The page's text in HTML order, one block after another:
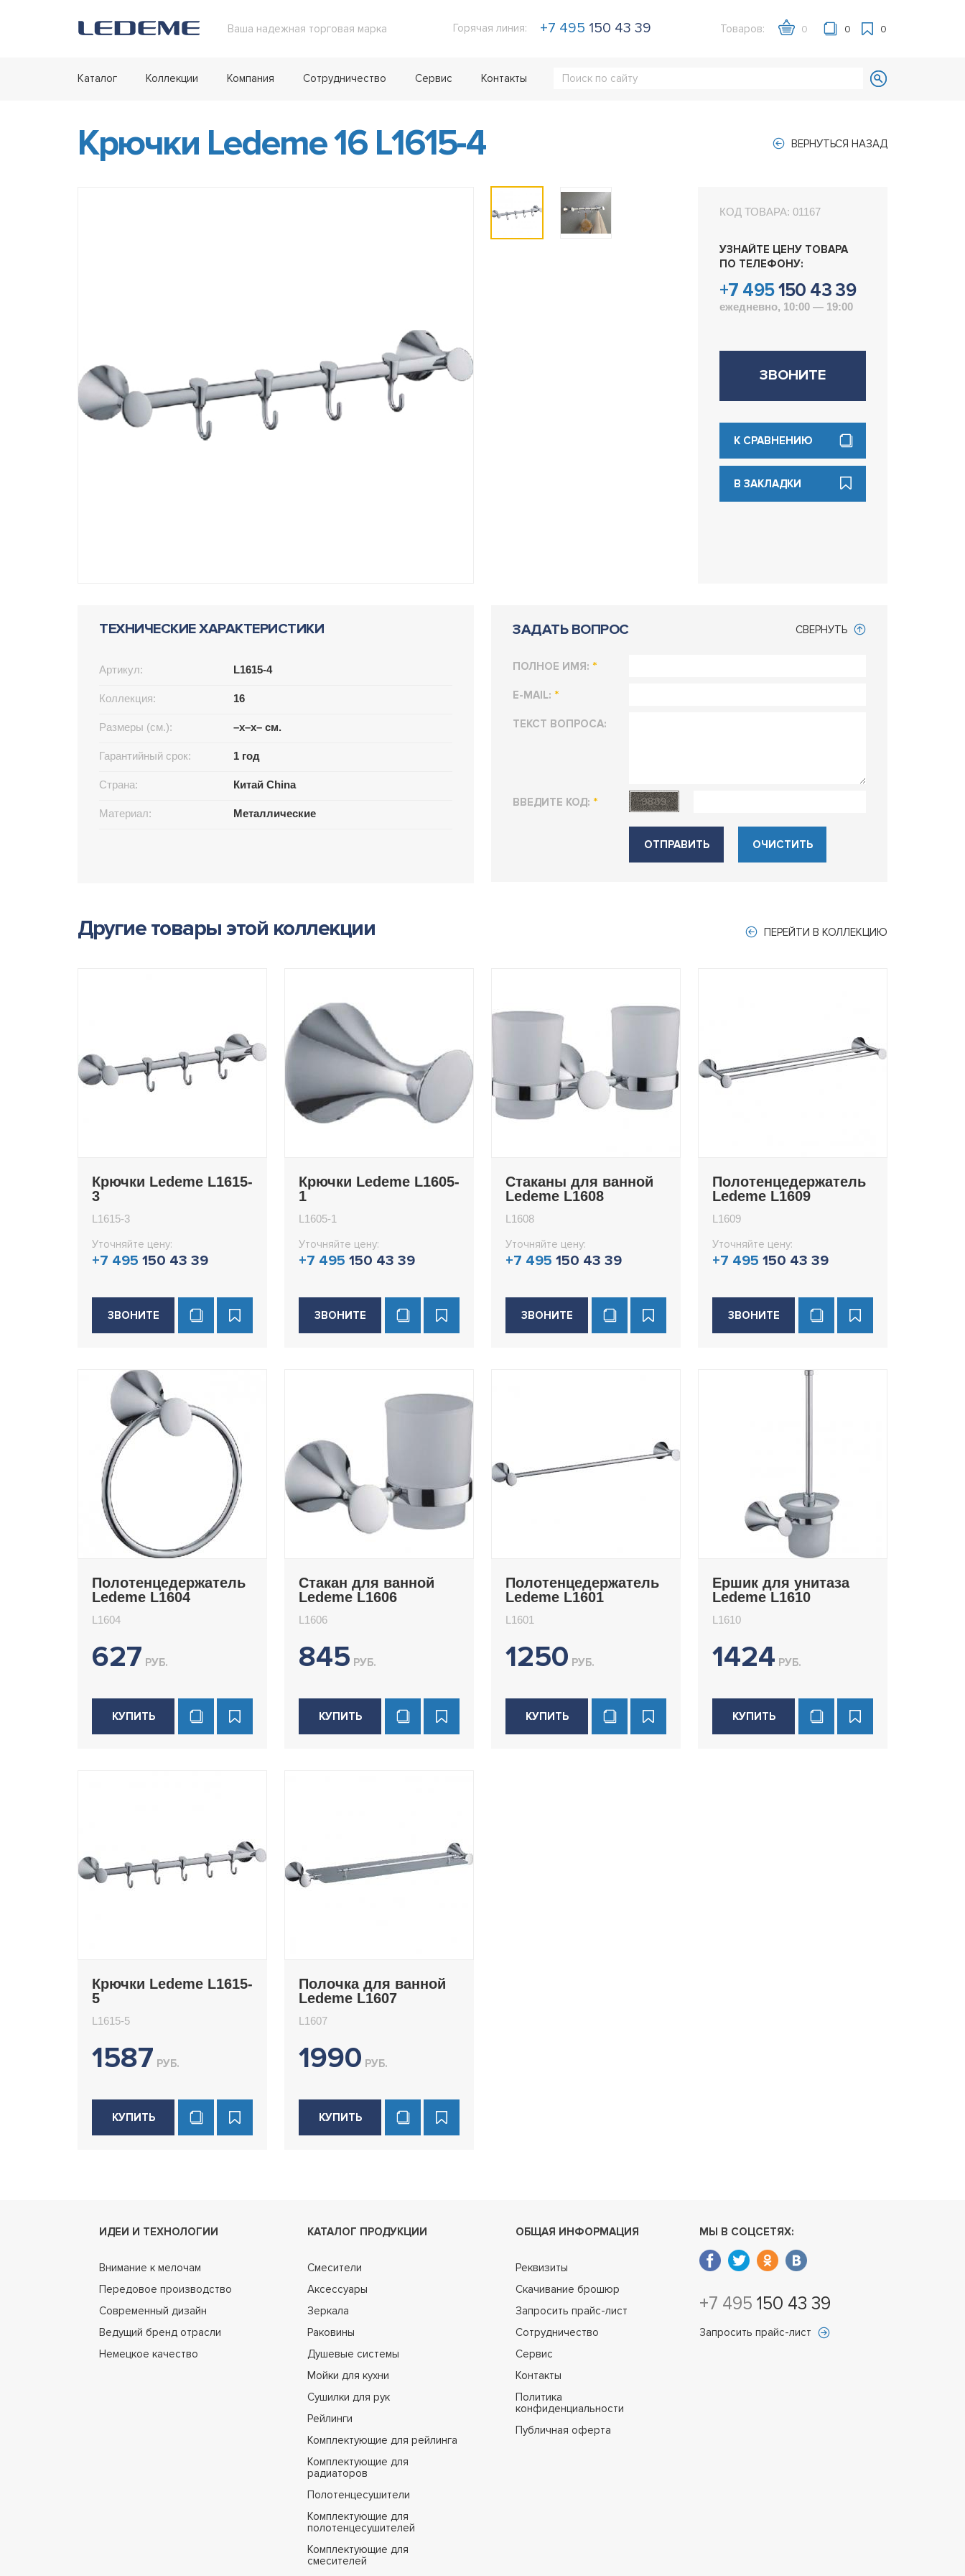
Ваша надежная торговая марка Горячая линия: +7 495 150 43 39 Товаров: 0 0 0
Каталог Коллекции Компания Сотрудничество Сервис Контакты
ВЕРНУТЬСЯ НАЗАД
Крючки Ledeme 16 L1615-4
КОД ТОВАРА: 01167
УЗНАЙТЕ ЦЕНУ ТОВАРА
ПО ТЕЛЕФОНУ:
+7 495150 43 39
ежедневно, 10:00 — 19:00
ЗВОНИТЕ
К СРАВНЕНИЮ
В ЗАКЛАДКИ
ТЕХНИЧЕСКИЕ ХАРАКТЕРИСТИКИ
Артикул: L1615-4
Коллекция: 16
Размеры (см.): –x–x– см.
Гарантийный срок: 1 год
Страна: Китай China
Материал: Металлические
ЗАДАТЬ ВОПРОС
ПОЛНОЕ ИМЯ: *
E-MAIL: *
ТЕКСТ ВОПРОСА:
ВВЕДИТЕ КОД: *
ОТПРАВИТЬ ОЧИСТИТЬ
СВЕРНУТЬ
Другие товары этой коллекции ПЕРЕЙТИ В КОЛЛЕКЦИЮ
Крючки Ledeme L1615-
3
L1615-3
Уточняйте цену:
+7 495 150 43 39
ЗВОНИТЕ
Крючки Ledeme L1605-
1
L1605-1
Уточняйте цену:
+7 495 150 43 39
ЗВОНИТЕ
Стаканы для ванной
Ledeme L1608
L1608
Уточняйте цену:
+7 495 150 43 39
ЗВОНИТЕ
Полотенцедержатель
Ledeme L1609
L1609
Уточняйте цену:
+7 495 150 43 39
ЗВОНИТЕ
Полотенцедержатель
Ledeme L1604
L1604
627 РУБ.
КУПИТЬ
Стакан для ванной
Ledeme L1606
L1606
845 РУБ.
КУПИТЬ
Полотенцедержатель
Ledeme L1601
L1601
1250 РУБ.
КУПИТЬ
Ершик для унитаза
Ledeme L1610
L1610
1424 РУБ.
КУПИТЬ
Крючки Ledeme L1615-
5
L1615-5
1587 РУБ.
КУПИТЬ
Полочка для ванной
Ledeme L1607
L1607
1990 РУБ.
КУПИТЬ
ИДЕИ И ТЕХНОЛОГИИ
Внимание к мелочам
Передовое производство
Современный дизайн
Ведущий бренд отрасли
Немецкое качество
КАТАЛОГ ПРОДУКЦИИ
Смесители
Аксессуары
Зеркала
Раковины
Душевые системы
Мойки для кухни
Сушилки для рук
Рейлинги
Комплектующие для рейлинга
Комплектующие для
радиаторов
Полотенцесушители
Комплектующие для
полотенцесушителей
Комплектующие для
смесителей
ОБЩАЯ ИНФОРМАЦИЯ
Реквизиты
Скачивание брошюр
Запросить прайс-лист
Сотрудничество
Сервис
Контакты
Политика
конфиденциальности
Публичная оферта
МЫ В СОЦСЕТЯХ:
+7 495 150 43 39
Запросить прайс-лист